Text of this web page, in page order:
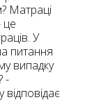
Матраці
це
У
питання
випадку
-